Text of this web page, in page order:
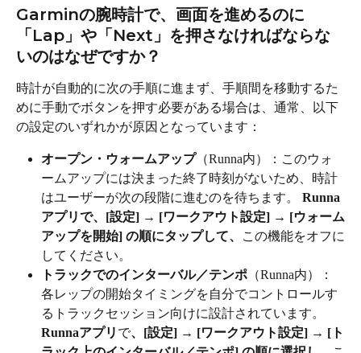
Garminの腕時計で、画面を進めるのに
「Lap」や「Next」を押さなければならな
いのはなぜですか？
時計が自動的に次の手順に進まず、手順間を移動するた
めに手動でボタンを押す必要がある場合は、通常、以下
の設定のいずれかが原因となっています：
オープン・ウォームアップ（Runna内）：このウォ
ームアップには決まった終了時刻がないため、時計
はユーザーが次の段階に進むのを待ちます。 Runna
アプリで、[設定] → [ワークアウト設定] → [ウォーム
アップを開始] の順にタップして、
この機能をオフに
してください。
トラックでのインターバル／テンポ （Runna内）：
各レップの開始タイミングを自分でコントロールす
るトラックセッション向けに設計されています。
Runnaアプリ で、[設定] → [ワークアウト設定] → [ト